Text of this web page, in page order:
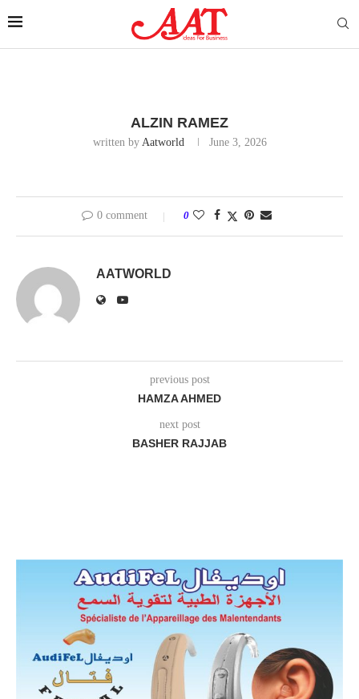
ALZIN RAMEZ
written by Aatworld June 3, 2026
0 comment 0
AATWORLD
previous post
HAMZA AHMED
next post
BASHER RAJJAB